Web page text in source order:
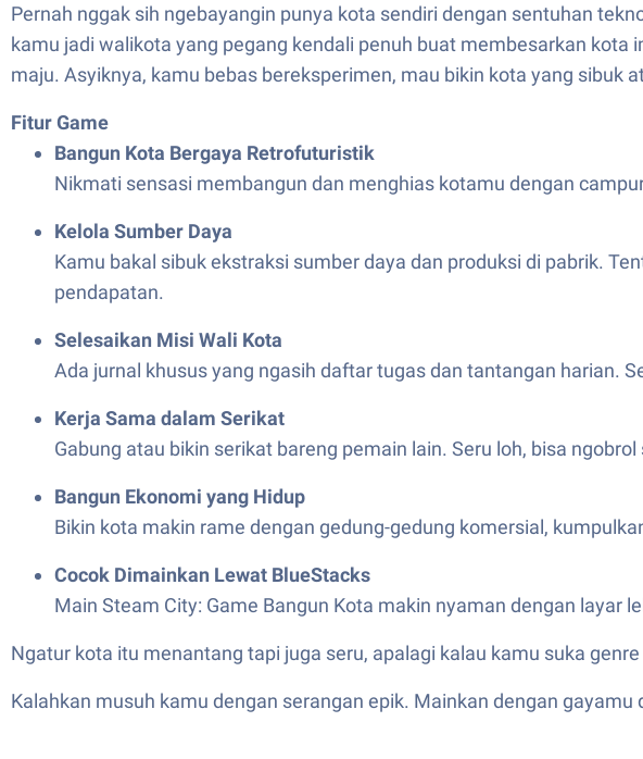
Pernah nggak sih ngebayangin punya kota sendiri dengan sentuhan
kamu jadi walikota yang pegang kendali penuh buat membesarkan
maju. Asyiknya, kamu bebas bereksperimen, mau bikin kota yang sibuk
Fitur Game
Bangun Kota Bergaya Retrofuturistik
Nikmati sensasi membangun dan menghias kotamu dengan
Kelola Sumber Daya
Kamu bakal sibuk ekstraksi sumber daya dan produksi di pabrik.
pendapatan.
Selesaikan Misi Wali Kota
Ada jurnal khusus yang ngasih daftar tugas dan tantangan harian.
Kerja Sama dalam Serikat
Gabung atau bikin serikat bareng pemain lain. Seru loh, bisa
Bangun Ekonomi yang Hidup
Bikin kota makin rame dengan gedung-gedung komersial,
Cocok Dimainkan Lewat BlueStacks
Main Steam City: Game Bangun Kota makin nyaman dengan layar
Ngatur kota itu menantang tapi juga seru, apalagi kalau kamu suka
Kalahkan musuh kamu dengan serangan epik. Mainkan dengan